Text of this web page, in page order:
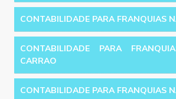
CONTABILIDADE PARA FRANQUIAS
CONTABILIDADE PARA
CARRAO
CONTABILIDADE PARA FRANQUIAS